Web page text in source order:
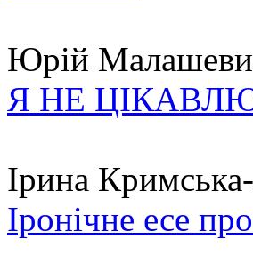
Юрій
Я НЕ
Ірина
Іронічне есе